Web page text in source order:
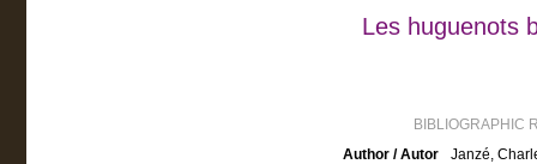
Les huguenots
BIBLIOGRAPHIC
Author / Autor
Janzé,